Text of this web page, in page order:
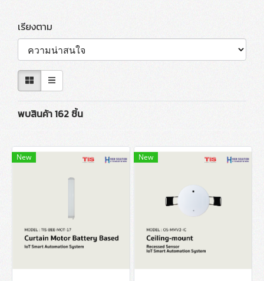
เรียงตาม
พบสินค้า 162 ชิ้น
New New